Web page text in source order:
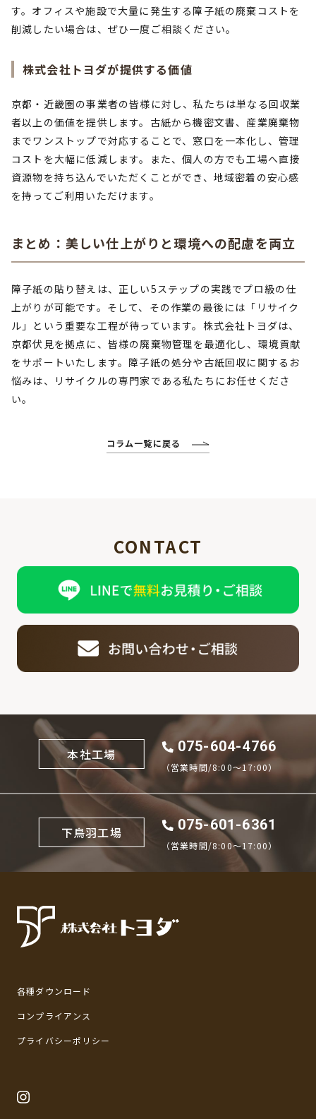
す。オフィスや施設で大量に発生する障子紙の廃棄コストを
削減したい場合は、ぜひ一度ご相談ください。
株式会社トヨダが提供する価値
京都・近畿圏の事業者の皆様に対し、私たちは単なる回収業
者以上の価値を提供します。古紙から機密文書、産業廃棄物
までワンストップで対応することで、窓口を一本化し、管理
コストを大幅に低減します。また、個人の方でも工場へ直接
資源物を持ち込んでいただくことができ、地域密着の安心感
を持ってご利用いただけます。
まとめ：美しい仕上がりと環境への配慮を両立
障子紙の貼り替えは、正しい5ステップの実践でプロ級の仕
上がりが可能です。そして、その作業の最後には「リサイク
ル」という重要な工程が待っています。株式会社トヨダは、
京都伏見を拠点に、皆様の廃棄物管理を最適化し、環境貢献
をサポートいたします。障子紙の処分や古紙回収に関するお
悩みは、リサイクルの専門家である私たちにお任せくださ
い。
コラム一覧に戻る
CONTACT
本社工場 075-604-4766
（営業時間/8:00〜17:00）
下鳥羽工場 075-601-6361
（営業時間/8:00〜17:00）
各種ダウンロード
コンプライアンス
プライバシーポリシー